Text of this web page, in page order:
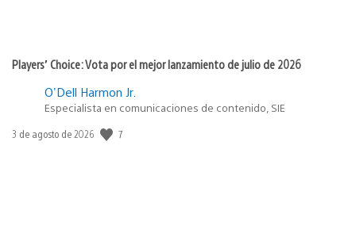
Players’ Choice: Vota por el mejor lanzamiento de julio de 2026
O'Dell Harmon Jr.
Especialista en comunicaciones de contenido, SIE
Fecha
3 de agosto de 2026 7